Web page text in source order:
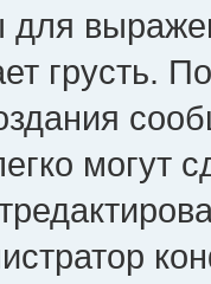
грусть.
могут